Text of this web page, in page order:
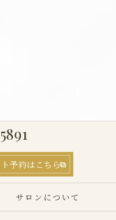
予約はこちら
サロンについて